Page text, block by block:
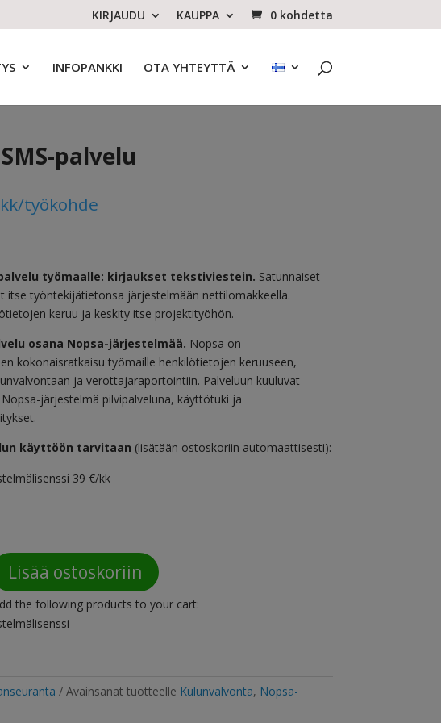
KIRJAUDU KAUPPA 0 kohdetta
INFOPANKKI OTA YHTEYTTÄ
palvelu
työkohde
työmaalle: kirjaukset tekstiviestein. Satunnaiset
itse työntekijätietonsa järjestelmään nettilomakkeella.
keruu ja keskity itse projektityöhön.
osana Nopsa-järjestelmää. Nopsa on
kokonaisratkaisu työmaille henkilötietojen keruuseen,
ja verottajaraportointiin. Palveluun kuuluvat
järjestelmä pilvipalveluna, käyttötuki ja
käyttöön tarvitaan (lisätään ostoskoriin automaattisesti):
39 €/kk
Lisää ostoskoriin
the following products to your cart:
Avainsanat tuotteelle Kulunvalvonta, Nopsa-